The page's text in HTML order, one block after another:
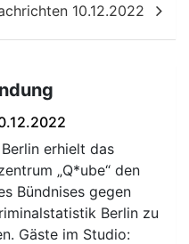
10.12.2022
erhielt das
„Q*ube“ den
Bündnises gegen
Berlin zu
Gäste im Studio: